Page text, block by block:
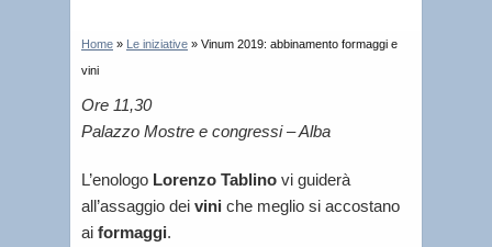
Home » Le iniziative » Vinum 2019: abbinamento formaggi e
vini
Ore 11,30
Palazzo Mostre e congressi – Alba
L’enologo Lorenzo Tablino vi guiderà
all’assaggio dei vini che meglio si accostano
ai formaggi.